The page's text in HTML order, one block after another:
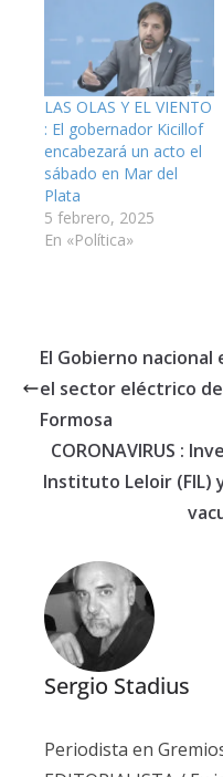
LAS OLAS Y EL VIENTO
: El gobernador Kicillof
encabezará un acto el
sábado en Mar del
Plata
5 febrero, 2025
En «Política»
El Gobierno
el sector eléctrico
Formosa
CORONAVIRUS :
Instituto Leloir (FIL)
Sergio Stadius
Periodista en